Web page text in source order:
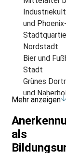
und
Nordstadt
Bier und
Stadt
Grünes
und
Mehr anzeigen
als